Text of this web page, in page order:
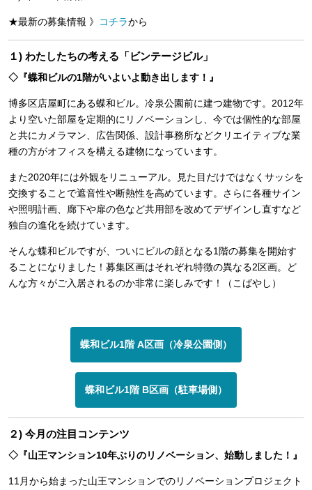
★最新の募集情報 》 コチラから
１) わたしたちの考える「ビンテージビル」
◇『蝶和ビルの1階がいよいよ動き出します！』
博多区店屋町にある蝶和ビル。冷泉公園前に建つ建物です。2012年
より空いた部屋を定期的にリノベーションし、今では個性的な部屋
と共にカメラマン、広告関係、設計事務所などクリエイティブな業
種の方がオフィスを構える建物になっています。
また2020年には外観をリニューアル。見た目だけではなくサッシを
交換することで遮音性や断熱性を高めています。さらに各種サイン
や照明計画、廊下や扉の色など共用部を改めてデザインし直すなど
独自の進化を続けています。
そんな蝶和ビルですが、ついにビルの顔となる1階の募集を開始す
ることになりました！募集区画はそれぞれ特徴の異なる2区画。ど
んな方々がご入居されるのか非常に楽しみです！（こばやし）
蝶和ビル1階 A区画（冷泉公園側）
蝶和ビル1階 B区画（駐車場側）
２) 今月の注目コンテンツ
◇『山王マンション10年ぶりのリノベーション、始動しました！』
11月から始まった山王マンションでのリノベーションプロジェクト